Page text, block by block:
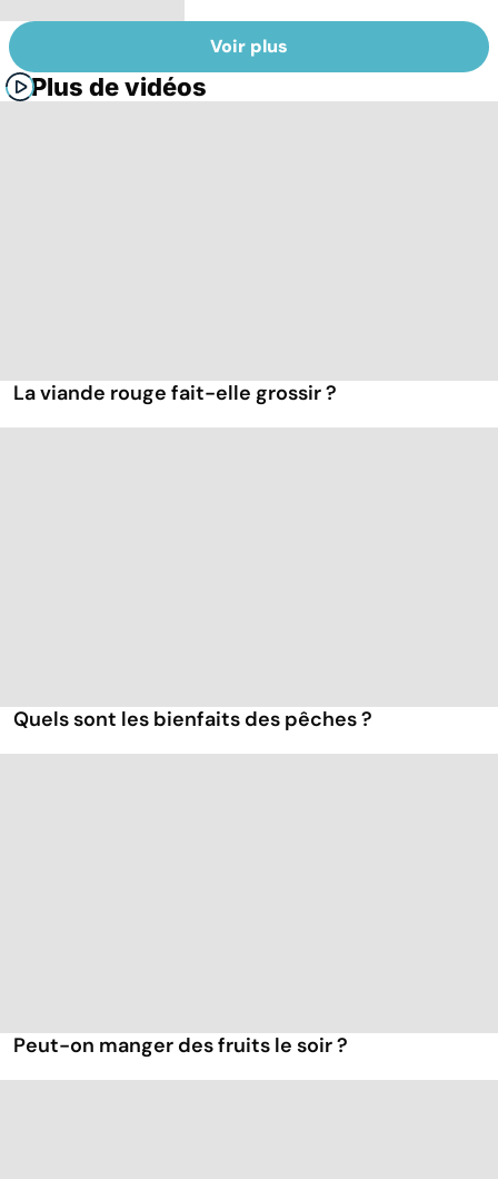
Voir plus
Plus de vidéos
La viande rouge fait-elle grossir ?
Quels sont les bienfaits des pêches ?
Peut-on manger des fruits le soir ?